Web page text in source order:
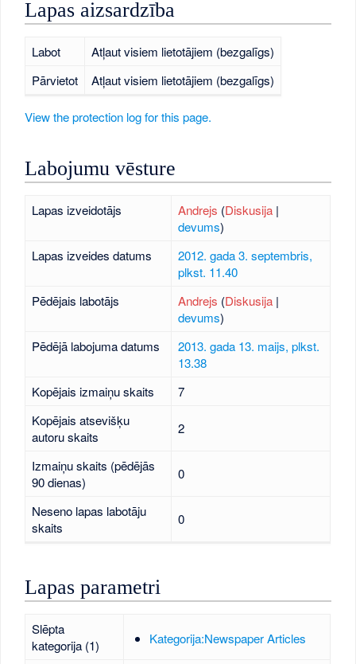
Lapas aizsardzība
Labot
Atļaut visiem lietotājiem (bezgalīgs)
Pārvietot
Atļaut visiem lietotājiem (bezgalīgs)
View the protection log for this page.
Labojumu vēsture
Lapas izveidotājs Andrejs (Diskusija|
devums)
Lapas izveides datums
2012. gada 3. septembris,
plkst. 11.40
Pēdējais labotājs
Andrejs (Diskusija|
devums)
Pēdējā labojuma datums
2013. gada 13. maijs, plkst.
13.38
Kopējais izmaiņu skaits
7
Kopējais atsevišķu
autoru skaits
2
Izmaiņu skaits (pēdējās
90 dienas)
0
Neseno lapas labotāju
skaits
0
Lapas parametri
Slēpta
kategorija (1)
Kategorija:Newspaper Articles